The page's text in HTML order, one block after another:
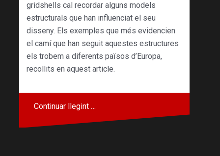
gridshells cal recordar alguns models
estructurals que han influenciat el seu
disseny. Els exemples que més evidencien
el camí que han seguit aquestes estructures
els trobem a diferents països d’Europa,
recollits en aquest article.
Continuar llegint …